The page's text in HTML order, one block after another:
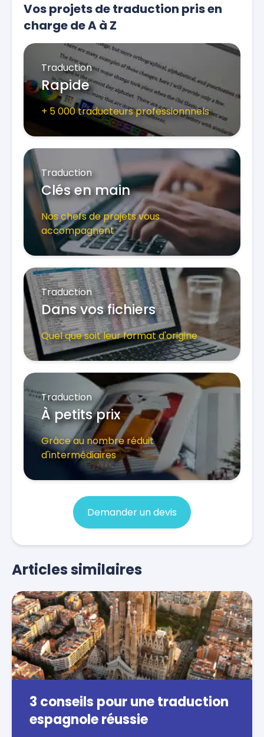
Vos projets de traduction pris en
charge de A à Z
Traduction
Rapide
+ 5 000 traducteurs professionnnels
Traduction
Clés en main
Nos chefs de projets vous
accompagnent
Traduction
Dans vos fichiers
Quel que soit leur format d'origine
Traduction
À petits prix
Grâce au nombre réduit
d'intermédiaires
Demander un devis
Articles similaires
3 conseils pour une traduction
espagnole réussie